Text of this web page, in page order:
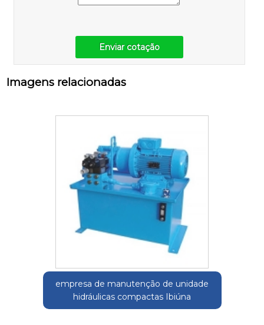
Enviar cotação
Imagens relacionadas
empresa de manutenção de unidade
hidráulicas compactas Ibiúna